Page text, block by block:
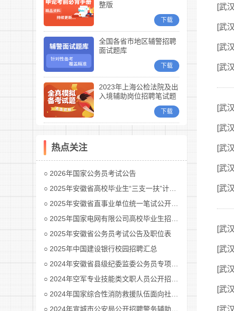
整版
下载
全国各省市地区辅警招聘
面试题库
下载
2023年上海公检法院及出
入境辅助岗位招聘笔试题
下载
热点关注
2026年国家公务员考试公告
2025年安徽省高校毕业生“三支一扶”计划招募公告
2025年安徽省直事业单位统一笔试公开招聘工作人员公告
2025年国家电网有限公司高校毕业生招聘公告(第二批)汇总
2025年安徽省公务员考试公告及职位表
2025年中国建设银行校园招聘汇总
2024年安徽省县级纪委监委公务员专项招考公告及职位表汇总
2024年空军专业技能类文职人员公开招考公告
2024年国家综合性消防救援队伍面向社会招录消防员公告
2024年宣城市公安局公开招聘警务辅助人员公告
[武汉
[武汉
[武汉
[武汉
[武汉
[武汉
[武汉
[武汉
[武汉
[武汉
[武汉
[武汉
[武汉
[武汉